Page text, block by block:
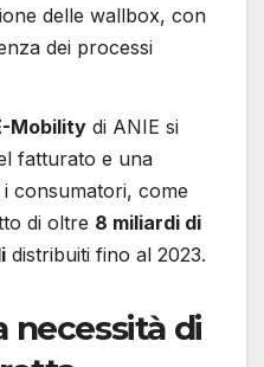
delle wallbox, con
dei processi
Mobility di ANIE si
fatturato e una
consumatori, come
di oltre 8 miliardi di
distribuiti fino al 2023.
necessità di